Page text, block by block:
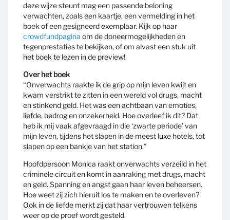
deze wijze steunt mag een passende beloning
verwachten, zoals een kaartje, een vermelding in het
boek of een gesigneerd exemplaar. Kijk op haar
crowdfundpagina om de doneermogelijkheden en
tegenprestaties te bekijken, of om alvast een stuk uit
het boek te lezen in de preview!
Over het boek
“Onverwachts raakte ik de grip op mijn leven kwijt en
kwam verstrikt te zitten in een wereld vol drugs, macht
en stinkend geld. Het was een achtbaan van emoties,
liefde, bedrog en onzekerheid. Hoe overleef ik dit? Dat
heb ik mij vaak afgevraagd in die ‘zwarte periode’ van
mijn leven, tijdens het slapen in de meest luxe hotels, tot
slapen op een bankje van het station.”
Hoofdpersoon Monica raakt onverwachts verzeild in het
criminele circuit en komt in aanraking met drugs, macht
en geld. Spanning en angst gaan haar leven beheersen.
Hoe weet zij zich hieruit los te maken en te overleven?
Ook in de liefde merkt zij dat haar vertrouwen telkens
weer op de proef wordt gesteld.